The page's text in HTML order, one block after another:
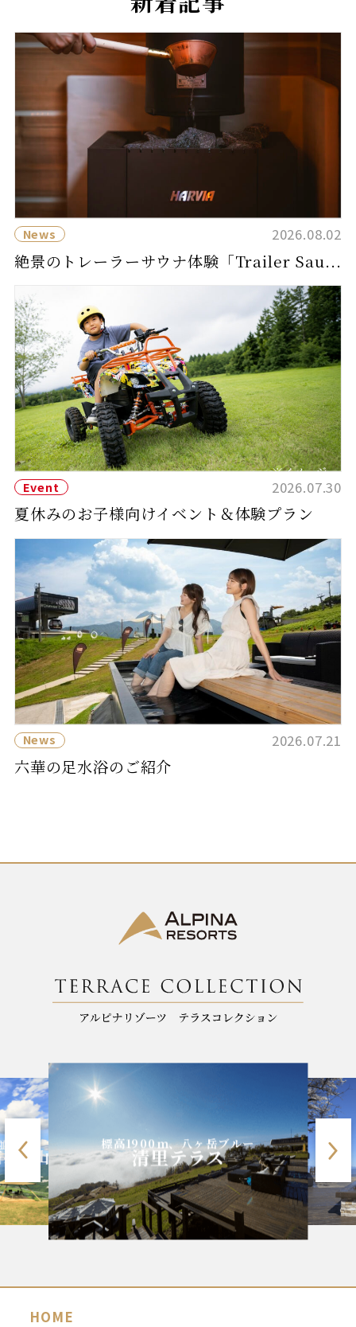
News 2026.08.02
絶景のトレーラーサウナ体験「Trailer Sau...
Event 2026.07.30
夏休みのお子様向けイベント＆体験プラン
News 2026.07.21
六華の足水浴のご紹介
標高1900m、八ヶ岳ブルー
清里テラス
天空の碧の世界
碧テラス
HOME